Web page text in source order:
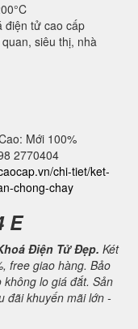
điện tử cao cấp
siêu thị, nhà
Mới 100%
2770404
chi-tiet/ket-
chong-chay
E
Điện Tử Đẹp. Két
free giao hàng. Bảo
lo giá đắt. Sản
đãi khuyến mãi lớn -